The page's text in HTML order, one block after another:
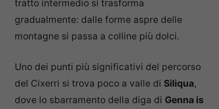
tratto intermedio si trasforma
gradualmente: dalle forme aspre delle
montagne si passa a colline più dolci.
Uno dei punti più significativi del percorso
del Cixerri si trova poco a valle di Siliqua,
dove lo sbarramento della diga di Genna is